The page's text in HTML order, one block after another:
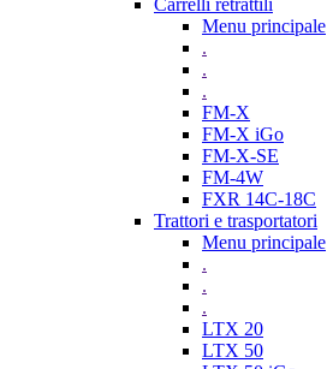
Carrelli retrattili
Menu principale
.
.
.
FM-X
FM-X iGo
FM-X-SE
FM-4W
FXR 14C-18C
Trattori e trasportatori
Menu principale
.
.
.
LTX 20
LTX 50